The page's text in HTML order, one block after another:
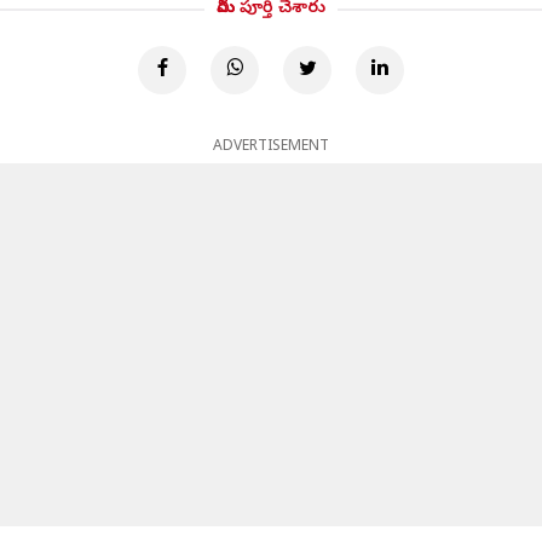
మీరు పూర్తి చేశారు
ADVERTISEMENT